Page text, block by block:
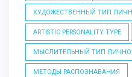
ХУДОЖЕСТВЕННЫЙ ТИП
ARTISTIC PERSONALITY TYPE
МЫСЛИТЕЛЬНЫЙ ТИП
МЕТОДЫ РАСПОЗНАВАНИЯ